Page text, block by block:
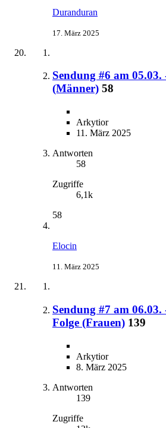
Duranduran
17. März 2025
Sendung #6 am
(Männer) 58
Arkytior
11. März 2025
Antworten
58
Zugriffe
6,1k
58
Elocin
11. März 2025
Sendung #7 am
Folge (Frauen) 139
Arkytior
8. März 2025
Antworten
139
Zugriffe